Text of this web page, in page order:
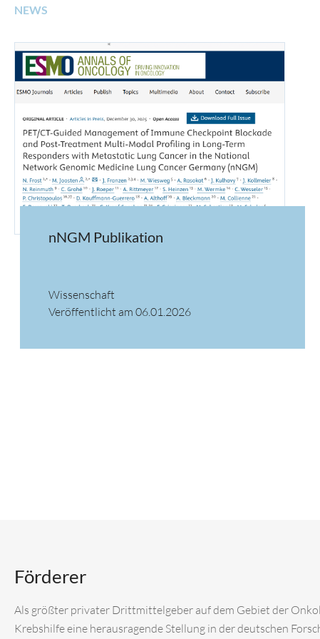
NEWS
nNGM Publikation
Wissenschaft
Veröffentlicht am 06.01.2026
Förderer
Als größter privater Drittmittelgeber auf dem Gebiet der
Krebshilfe eine herausragende Stellung in der deutschen